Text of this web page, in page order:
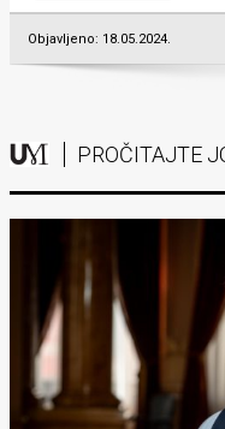
Objavljeno: 18.05.2024.
PROČITAJTE